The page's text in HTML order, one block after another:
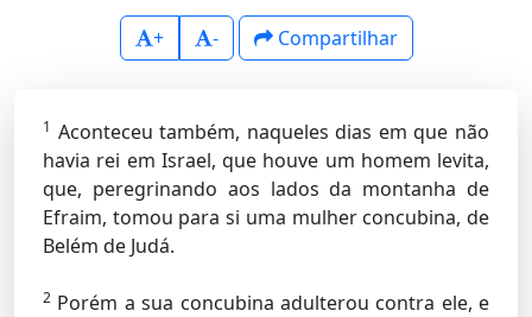
+ - Compartilhar
1 Aconteceu também, naqueles dias em que não
havia rei em Israel, que houve um homem levita,
que, peregrinando aos lados da montanha de
Efraim, tomou para si uma mulher concubina, de
Belém de Judá.
2 Porém a sua concubina adulterou contra ele, e